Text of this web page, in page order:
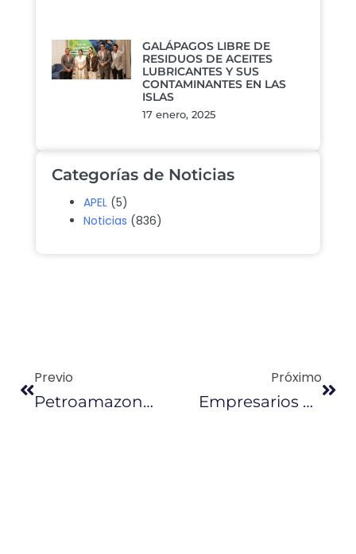
GALÁPAGOS LIBRE DE
RESIDUOS DE ACEITES
LUBRICANTES Y SUS
CONTAMINANTES EN LAS
ISLAS
17 enero, 2025
Categorías de Noticias
APEL (5)
Noticias (836)
Previo
Petroamazonas Negocia Crédito Por Campo Sacha
Próximo
Empresarios Entregan Sus Propuestas A Lenín Moreno, Pero Aún Esperan Respuesta Del Gobierno